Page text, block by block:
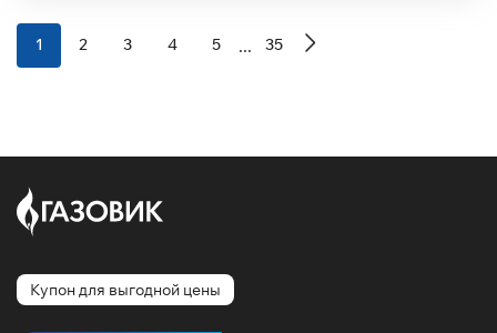
1 2 3 4 5 ... 35
Купон для выгодной цены